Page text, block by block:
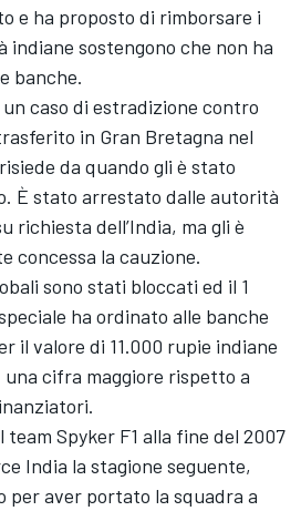
e ha proposto di rimborsare i
sostengono che non ha
banche.
caso di estradizione contro
in Gran Bretagna nel
da quando gli è stato
È stato arrestato dalle autorità
richiesta dell’India, ma gli è
concessa la cauzione.
sono stati bloccati ed il 1
ha ordinato alle banche
il valore di 11.000 rupie indiane
una cifra maggiore rispetto a
Spyker F1 alla fine del 2007
India la stagione seguente,
per aver portato la squadra a